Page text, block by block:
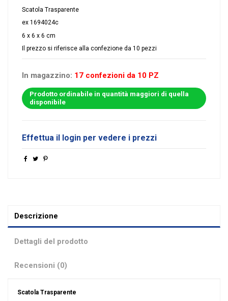
Scatola Trasparente
ex 1694024c
6 x 6 x 6 cm
Il prezzo si riferisce alla confezione da 10 pezzi
In magazzino: 17 confezioni da 10 PZ
Prodotto ordinabile in quantità maggiori di quella
disponibile
Effettua il login per vedere i prezzi
Descrizione
Dettagli del prodotto
Recensioni (0)
Scatola Trasparente